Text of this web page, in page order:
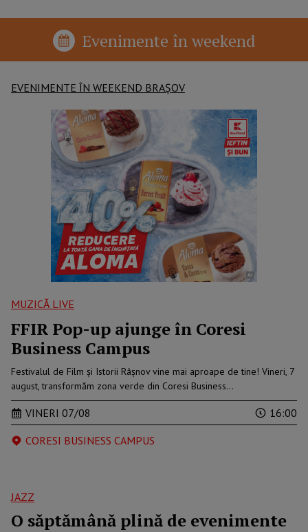
Evenimente în weekend
EVENIMENTE ÎN WEEKEND BRAȘOV
MUZICĂ LIVE
FFIR Pop-up ajunge în Coresi
Business Campus
Festivalul de Film și Istorii Râșnov vine mai aproape de tine! Vineri, 7
august, transformăm zona verde din Coresi Business…
VINERI 07/08
16:00
CORESI BUSINESS CAMPUS
JAZZ
O săptămână plină de evenimente